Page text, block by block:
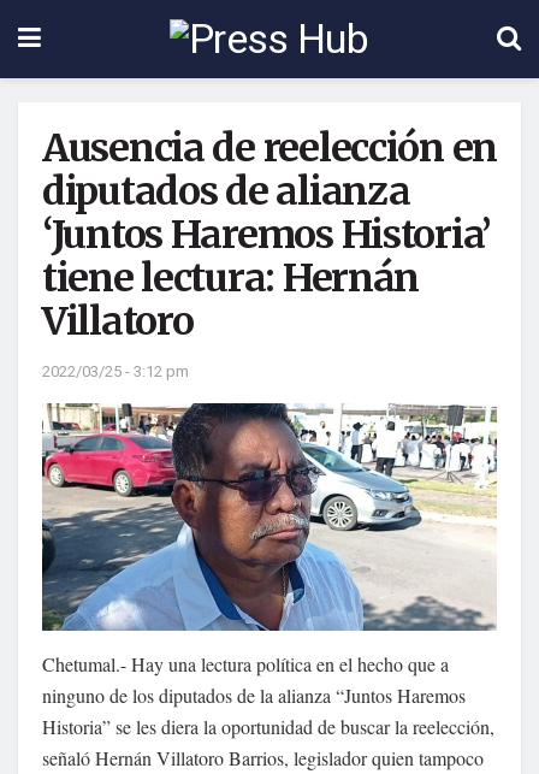
Ausencia de reelección en
diputados de alianza
‘Juntos Haremos Historia’
tiene lectura: Hernán
Villatoro
2022/03/25 - 3:12 pm
Chetumal.- Hay una lectura política en el hecho que a
ninguno de los diputados de la alianza “Juntos Haremos
Historia” se les diera la oportunidad de buscar la reelección,
señaló Hernán Villatoro Barrios, legislador quien tampoco